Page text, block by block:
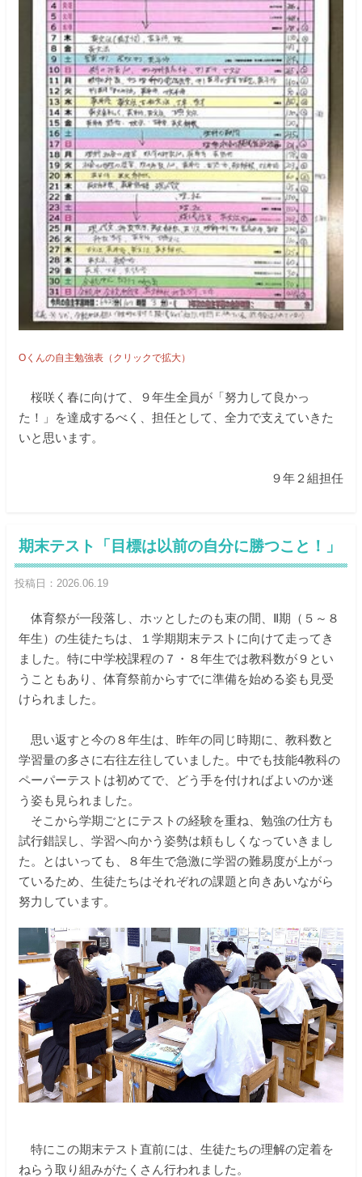
Oくんの自主勉強表（クリックで拡大）
桜咲く春に向けて、９年生全員が「努力して良かっ
た！」を達成するべく、担任として、全力で支えていきた
いと思います。
９年２組担任
期末テスト「目標は以前の自分に勝つこと！」
投稿日：2026.06.19
体育祭が一段落し、ホッとしたのも束の間、Ⅱ期（５～８
年生）の生徒たちは、１学期期末テストに向けて走ってき
ました。特に中学校課程の７・８年生では教科数が９とい
うこともあり、体育祭前からすでに準備を始める姿も見受
けられました。
思い返すと今の８年生は、昨年の同じ時期に、教科数と
学習量の多さに右往左往していました。中でも技能4教科の
ペーパーテストは初めてで、どう手を付ければよいのか迷
う姿も見られました。
そこから学期ごとにテストの経験を重ね、勉強の仕方も
試行錯誤し、学習へ向かう姿勢は頼もしくなっていきまし
た。とはいっても、８年生で急激に学習の難易度が上がっ
ているため、生徒たちはそれぞれの課題と向きあいながら
努力しています。
特にこの期末テスト直前には、生徒たちの理解の定着を
ねらう取り組みがたくさん行われました。